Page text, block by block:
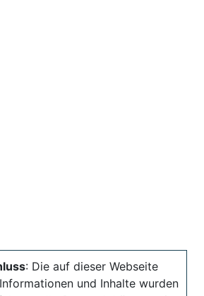
: Die auf dieser Webseite
und Inhalte wurden